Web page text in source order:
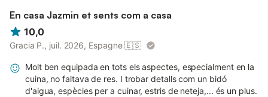
En casa Jazmin et sents com a casa
10,0
Gracia P., juil. 2026, Espagne 🇪🇸
Molt ben equipada en tots els aspectes, especialment en la
cuina, no faltava de res. I trobar detalls com un bidó
d'aigua, espècies per a cuinar, estris de neteja,... és un plus.